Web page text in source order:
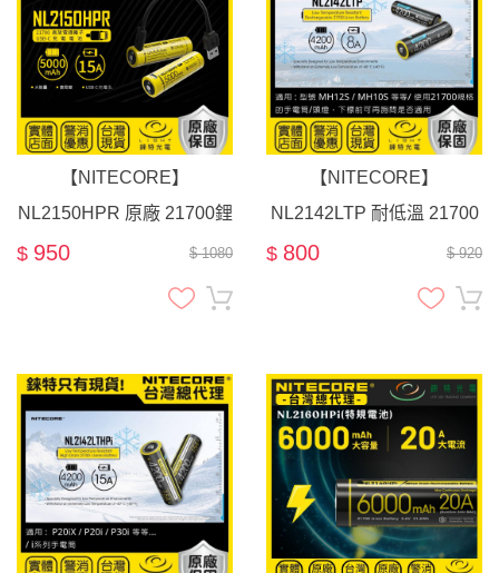
【NITECORE】
NL2150HPR 原廠 21700鋰
電池 l 可USB-C充電 l 容量
$ 1080
$ 950
【NITECORE】
NL2142LTP 耐低溫 21700
鋰電池 / 容量4200mAh$ 920
$ 800